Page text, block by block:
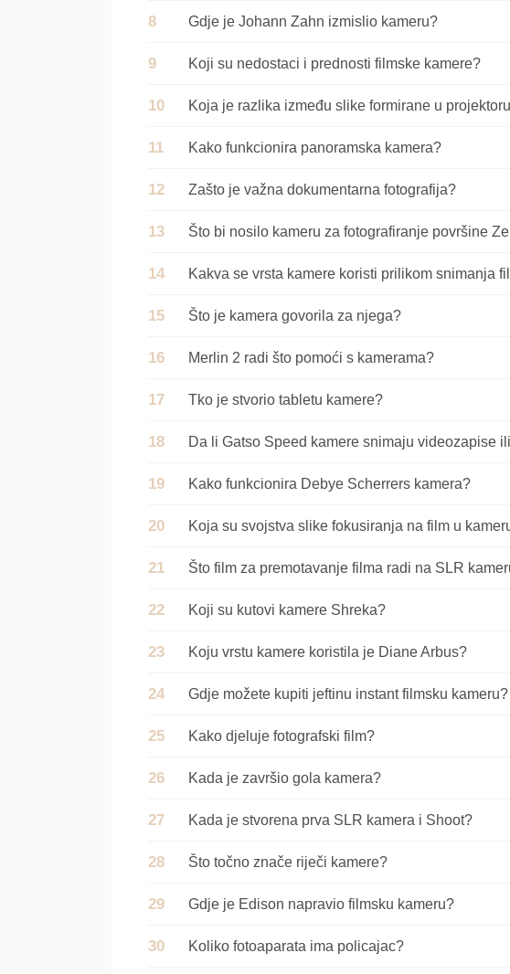
Gdje je Johann Zahn izmislio kameru?
Koji su nedostaci i prednosti filmske kamere?
Koja je razlika između slike formirane u
Kako funkcionira panoramska kamera?
Zašto je važna dokumentarna fotografija?
Što bi nosilo kameru za fotografiranje površine
Kakva se vrsta kamere koristi prilikom snimanja
Što je kamera govorila za njega?
Merlin 2 radi što pomoći s kamerama?
Tko je stvorio tabletu kamere?
Da li Gatso Speed kamere snimaju videozapise
Kako funkcionira Debye Scherrers kamera?
Koja su svojstva slike fokusiranja na film u
Što film za premotavanje filma radi na SLR
Koji su kutovi kamere Shreka?
Koju vrstu kamere koristila je Diane Arbus?
Gdje možete kupiti jeftinu instant filmsku kameru?
Kako djeluje fotografski film?
Kada je završio gola kamera?
Kada je stvorena prva SLR kamera i Shoot?
Što točno znače riječi kamere?
Gdje je Edison napravio filmsku kameru?
Koliko fotoaparata ima policajac?